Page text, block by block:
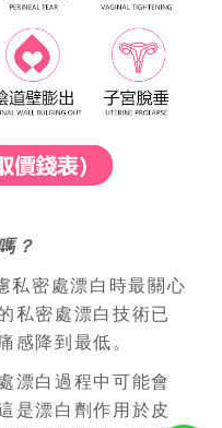
？
私密處漂白時最關心
私密處漂白技術已
感降到最低。
漂白過程中可能會
是漂白劑作用於皮